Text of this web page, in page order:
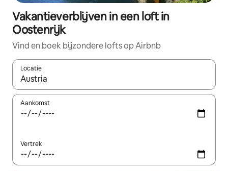
Vakantieverblijven in een loft in
Oostenrijk
Vind en boek bijzondere lofts op Airbnb
Locatie
Wanneer er resultaten beschikbaar zijn, maak je een keuze
Aankomst
Vertrek